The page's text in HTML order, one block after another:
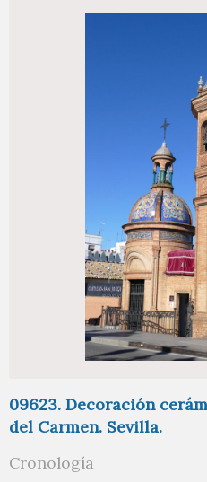
09623. Decoración
del Carmen. Sevilla.
Cronología